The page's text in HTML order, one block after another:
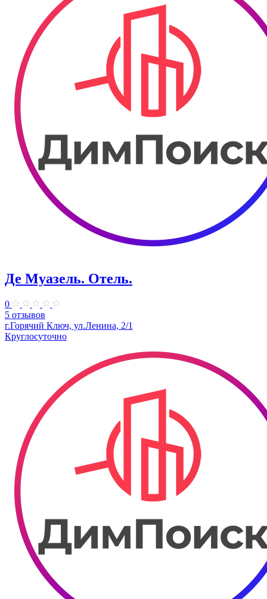
Де Муазель. Отель.
0
5 отзывов
г.Горячий Ключ, ул.Ленина, 2/1
Круглосуточно